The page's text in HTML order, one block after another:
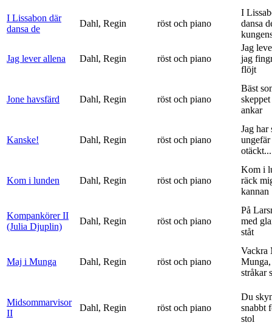
I Lissabon där
dansa de
Dahl, Regin röst och piano
I
dansa
Jag lever allena Dahl, Regin röst och piano
Jag
jag
flöjt
Jone havsfärd Dahl, Regin röst och piano
Bäst
ankar
Kanske! Dahl, Regin röst och piano
Jag har
otäckt...
Kom i lunden Dahl, Regin röst och piano
Kom i
räck
kannan
Kompankörer II
(Julia Djuplin)
Dahl, Regin röst och piano
På
med
ståt
Maj i Munga Dahl, Regin röst och piano
Vackra
stråkar
Midsommarvisor
II
Dahl, Regin röst och piano
Du
snabbt
stol